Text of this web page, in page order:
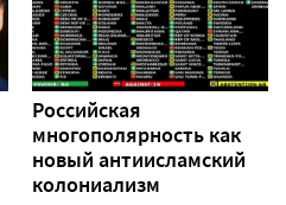
Российская
многополярность как
новый антиисламский
колониализм